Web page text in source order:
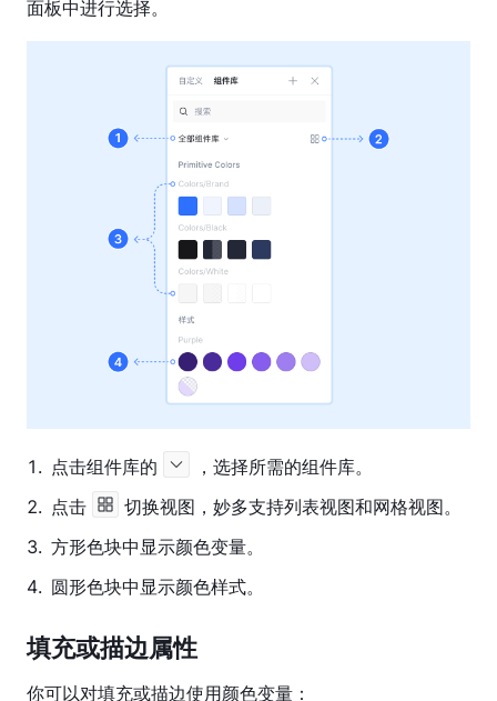
图
层
量
变
量
组
织
与
理
变
1 . 点击组件库的
，选择所需的组件库。
2. 点击
切换视图，妙多支持列表视图和网格视图。
3. 方形色块中显示颜色变量。
4. 圆形色块中显示颜色样式。
填充或描边属性
你可以对填充或描边使用颜色变量：